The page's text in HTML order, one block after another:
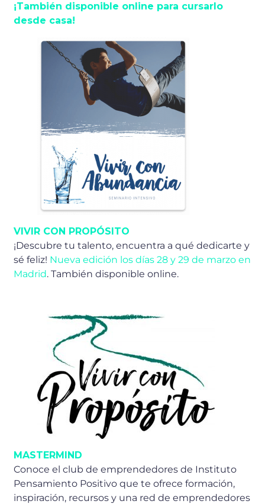
¡También disponible online para cursarlo
desde casa!
VIVIR CON PROPÓSITO
¡Descubre tu talento, encuentra a qué dedicarte y
sé feliz! Nueva edición los días 28 y 29 de marzo en
Madrid. También disponible online.
MASTERMIND
Conoce el club de emprendedores de Instituto
Pensamiento Positivo que te ofrece formación,
inspiración, recursos y una red de emprendedores